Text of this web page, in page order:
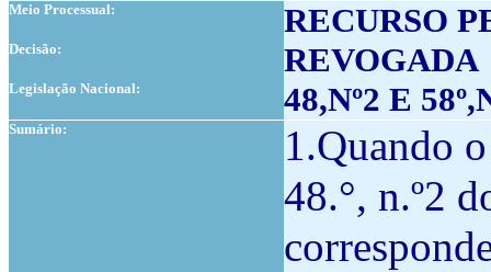
Meio Processual: RECURSO
Decisão: REVOGADA
Legislação Nacional: 48,Nº2 E
Sumário:
1.Quando
48.°, n.º2